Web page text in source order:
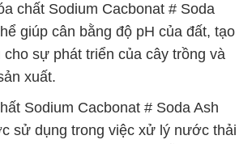
chất Sodium Cacbonat # Soda
giúp cân bằng độ pH của đất, tạo
sự phát triển của cây trồng và
xuất.
Sodium Cacbonat # Soda Ash
sử dụng trong việc xử lý nước thải